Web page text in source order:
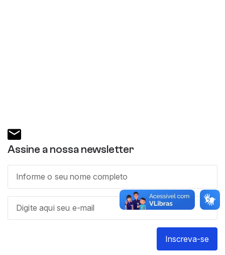
Assine a nossa newsletter
Inscreva-se